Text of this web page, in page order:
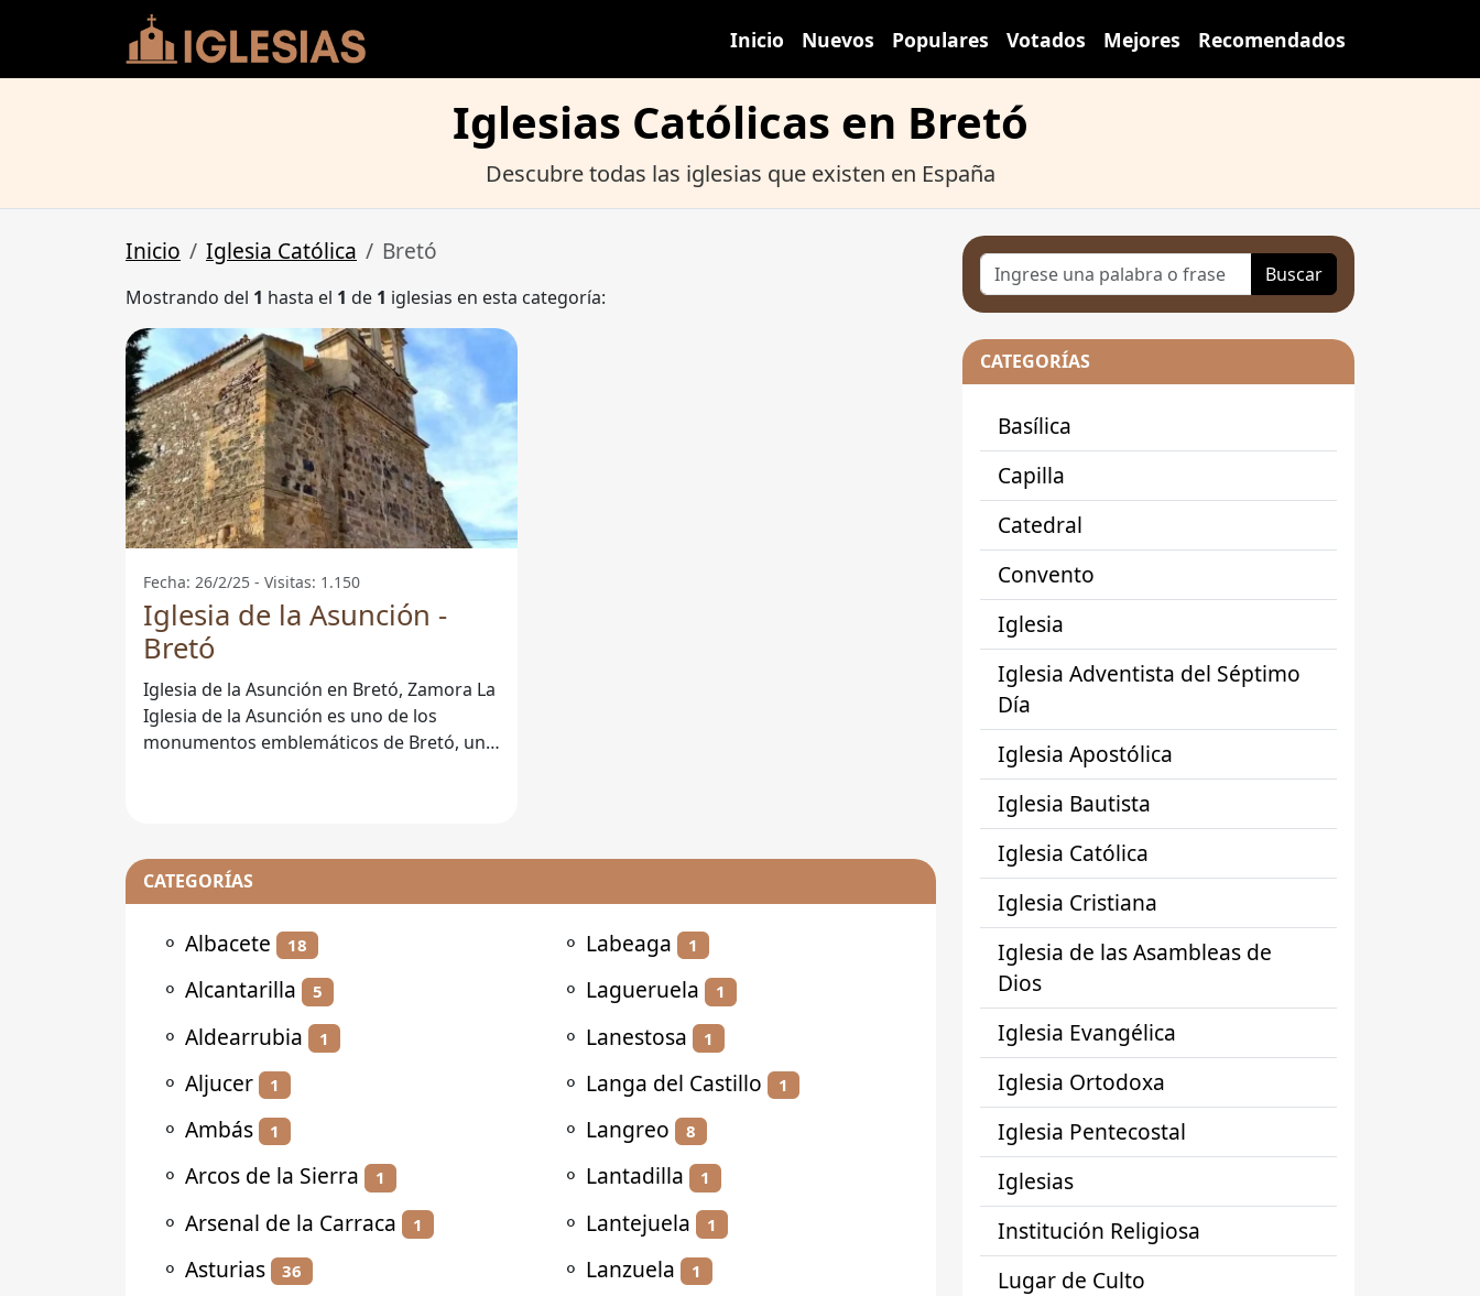
Inicio Nuevos Populares Votados Mejores Recomendados
Iglesias Católicas en Bretó
Descubre todas las iglesias que existen en España
Inicio Iglesia Católica Bretó
Mostrando del 1 hasta el 1 de 1 iglesias en esta categoría:
Fecha: 26/2/25 - Visitas: 1.150
Iglesia de la Asunción -
Bretó
Iglesia de la Asunción en Bretó, Zamora La
Iglesia de la Asunción es uno de los
monumentos emblemáticos de Bretó, un
CATEGORÍAS
⚬ Albacete 18
⚬ Alcantarilla 5
⚬ Aldearrubia 1
⚬ Aljucer 1
⚬ Ambás 1
⚬ Arcos de la Sierra 1
⚬ Arsenal de la Carraca 1
⚬ Asturias 36
⚬ Labeaga 1
⚬ Lagueruela 1
⚬ Lanestosa 1
⚬ Langa del Castillo 1
⚬ Langreo 8
⚬ Lantadilla 1
⚬ Lantejuela 1
⚬ Lanzuela 1
Buscar
CATEGORÍAS
Basílica
Capilla
Catedral
Convento
Iglesia
Iglesia Adventista del Séptimo
Día
Iglesia Apostólica
Iglesia Bautista
Iglesia Católica
Iglesia Cristiana
Iglesia de las Asambleas de
Dios
Iglesia Evangélica
Iglesia Ortodoxa
Iglesia Pentecostal
Iglesias
Institución Religiosa
Lugar de Culto